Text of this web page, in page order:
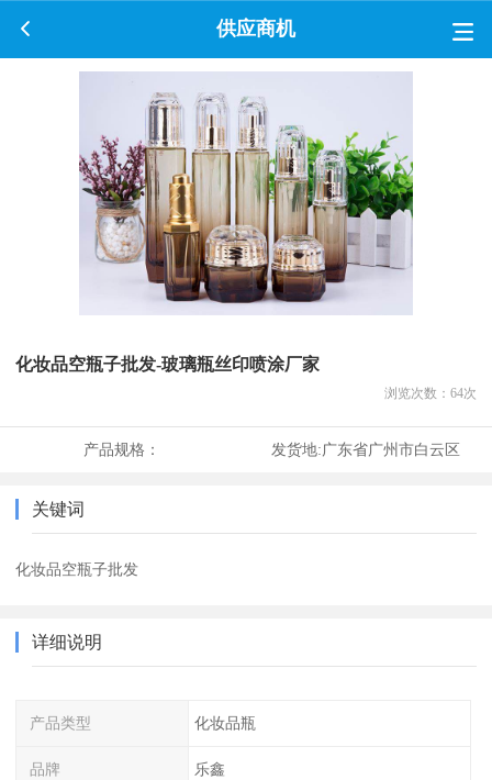
供应商机
化妆品空瓶子批发-玻璃瓶丝印喷涂厂家
浏览次数： 64次
产品规格： 发货地:广东省广州市白云区
关键词
化妆品空瓶子批发
详细说明
产品类型 化妆品瓶
品牌 乐鑫